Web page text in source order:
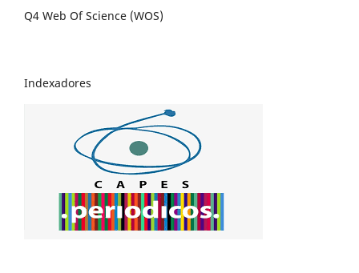
Q4 Web Of Science (WOS)
Indexadores